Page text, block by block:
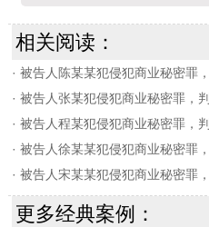
相关阅读：
· 被告人陈某某犯侵犯商业秘密罪，判处有
· 被告人张某犯侵犯商业秘密罪，判处有期徒刑一年三
· 被告人程某犯侵犯商业秘密罪，判处有期徒刑三年
· 被告人徐某某犯侵犯商业秘密罪，判处有期徒刑
· 被告人宋某某犯侵犯商业秘密罪，判处有
更多经典案例：